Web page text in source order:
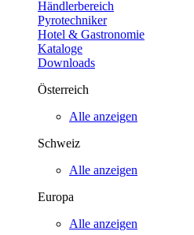
Händlerbereich
Pyrotechniker
Hotel & Gastronomie
Kataloge
Downloads
Österreich
Alle anzeigen
Schweiz
Alle anzeigen
Europa
Alle anzeigen